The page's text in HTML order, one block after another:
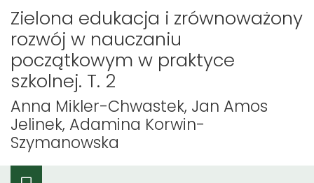
Zielona edukacja i zrównoważony
rozwój w nauczaniu
początkowym w praktyce
szkolnej. T. 2
Anna Mikler-Chwastek, Jan Amos
Jelinek, Adamina Korwin-
Szymanowska